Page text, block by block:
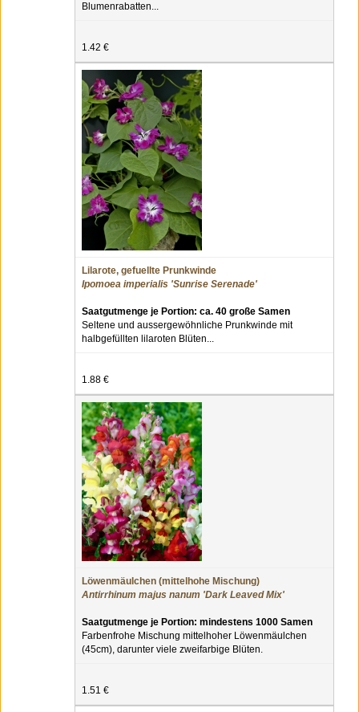
Blumenrabatten...
1.42 €
Lilarote, gefuellte Prunkwinde
Ipomoea imperialis 'Sunrise Serenade'
Saatgutmenge je Portion: ca. 40 große Samen
Seltene und aussergewöhnliche Prunkwinde mit
halbgefüllten lilaroten Blüten...
1.88 €
Löwenmäulchen (mittelhohe Mischung)
Antirrhinum majus nanum 'Dark Leaved Mix'
Saatgutmenge je Portion: mindestens 1000 Samen
Farbenfrohe Mischung mittelhoher Löwenmäulchen
(45cm), darunter viele zweifarbige Blüten.
1.51 €